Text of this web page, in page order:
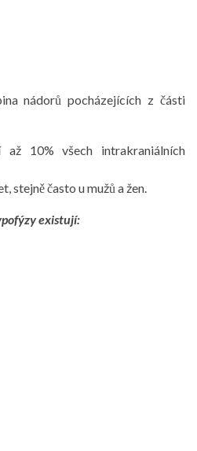
nádorů pocházejících z části
10% všech intrakraniálních
stejně často u mužů a žen.
existují: